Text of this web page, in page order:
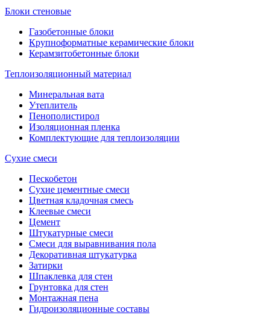
Блоки стеновые
Газобетонные блоки
Крупноформатные керамические блоки
Керамзитобетонные блоки
Теплоизоляционный материал
Минеральная вата
Утеплитель
Пенополистирол
Изоляционная пленка
Комплектующие для теплоизоляции
Сухие смеси
Пескобетон
Сухие цементные смеси
Цветная кладочная смесь
Клеевые смеси
Цемент
Штукатурные смеси
Смеси для выравнивания пола
Декоративная штукатурка
Затирки
Шпаклевка для стен
Грунтовка для стен
Монтажная пена
Гидроизоляционные составы